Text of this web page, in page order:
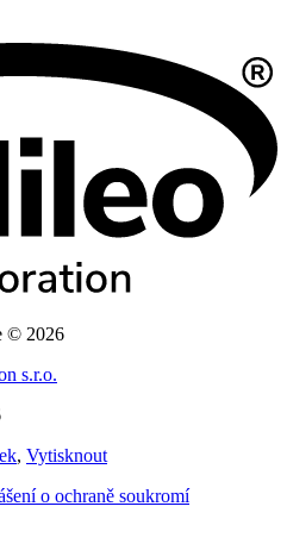
© 2026
s.r.o.
, Vytisknout
o ochraně soukromí